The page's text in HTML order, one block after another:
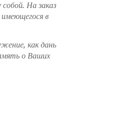
На заказ
в
как дань
о Ваших